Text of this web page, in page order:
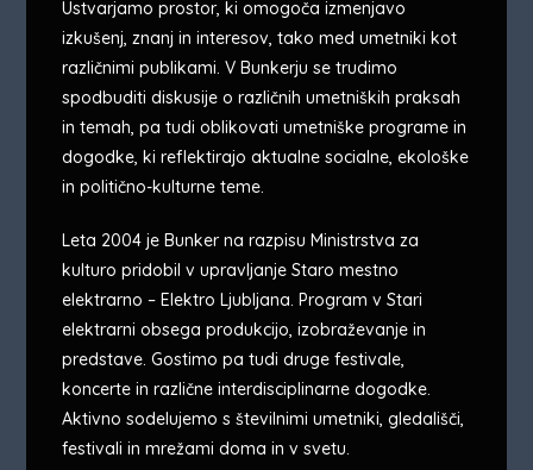
Ustvarjamo prostor, ki omogoča izmenjavo
izkušenj, znanj in interesov, tako med umetniki kot
različnimi publikami. V Bunkerju se trudimo
spodbuditi diskusije o različnih umetniških praksah
in temah, pa tudi oblikovati umetniške programe in
dogodke, ki reflektirajo aktualne socialne, ekološke
in politično-kulturne teme.
Leta 2004 je Bunker na razpisu Ministrstva za
kulturo pridobil v upravljanje Staro mestno
elektrarno – Elektro Ljubljana. Program v Stari
elektrarni obsega produkcijo, izobraževanje in
predstave. Gostimo pa tudi druge festivale,
koncerte in različne interdisciplinarne dogodke.
Aktivno sodelujemo s številnimi umetniki, gledališči,
festivali in mrežami doma in v svetu.